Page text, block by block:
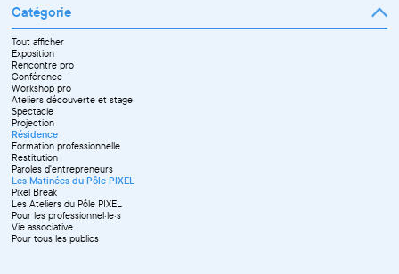
Catégorie
Tout afficher
Exposition
Rencontre pro
Conférence
Workshop pro
Ateliers découverte et stage
Spectacle
Projection
Résidence
Formation professionnelle
Restitution
Paroles d'entrepreneurs
Les Matinées du Pôle PIXEL
Pixel Break
Les Ateliers du Pôle PIXEL
Pour les professionnel·le·s
Vie associative
Pour tous les publics